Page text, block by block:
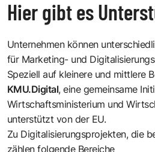
Hier gibt es
Unternehmen können
für Marketing- und
Speziell auf kleinere und mittlere
KMU.Digital, eine gemeinsame
Wirtschaftsministerium und
unterstützt von der EU.
Zu Digitalisierungsprojekten, die
zählen folgende Bereiche